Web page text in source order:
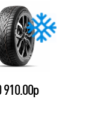
910.00р